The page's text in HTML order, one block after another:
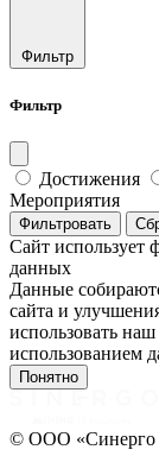
Фильтр
Фильтр
Достижения
Мероприятия
Фильтровать
Сайт использует
данных
Данные
сайта и
использовать
использованием
Понятно
© ООО «Синерго